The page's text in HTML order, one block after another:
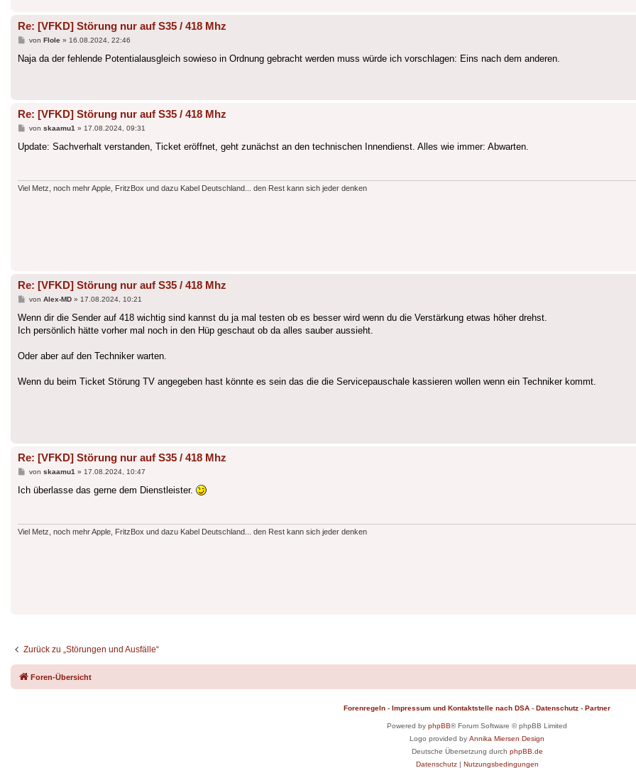
Re: [VFKD] Störung nur auf S35 / 418 Mhz
Beitrag
von Flole» 16.08.2024, 22:46
Naja da der fehlende Potentialausgleich sowieso in Ordnung gebracht werden muss würde ich vorschlagen: Eins nach dem anderen.
Re: [VFKD] Störung nur auf S35 / 418 Mhz
Beitrag
von skaamu1 » 17.08.2024, 09:31
Update: Sachverhalt verstanden, Ticket eröffnet, geht zunächst an den technischen Innendienst. Alles wie immer: Abwarten.
Viel Metz, noch mehr Apple, FritzBox und dazu Kabel Deutschland... den Rest kann sich jeder denken
Re: [VFKD] Störung nur auf S35 / 418 Mhz
Beitrag
von Alex-MD» 17.08.2024, 10:21
Wenn dir die Sender auf 418 wichtig sind kannst du ja mal testen ob es besser wird wenn du die Verstärkung etwas höher drehst.
Ich persönlich hätte vorher mal noch in den Hüp geschaut ob da alles sauber aussieht.
Oder aber auf den Techniker warten.
Wenn du beim Ticket Störung TV angegeben hast könnte es sein das die die Servicepauschale kassieren wollen wenn ein Techniker kommt.
Re: [VFKD] Störung nur auf S35 / 418 Mhz
Beitrag
von skaamu1 » 17.08.2024, 10:47
Ich überlasse das gerne dem Dienstleister.
Viel Metz, noch mehr Apple, FritzBox und dazu Kabel Deutschland... den Rest kann sich jeder denken
Zurück zu „Störungen und Ausfälle“
Foren-Übersicht
Forenregeln - Impressum und Kontaktstelle nach DSA - Datenschutz - Partner
Powered by phpBB® Forum Software © phpBB Limited
Logo provided by Annika Miersen Design
Deutsche Übersetzung durch phpBB.de
Datenschutz| Nutzungsbedingungen